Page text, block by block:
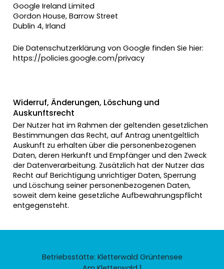
Google Ireland Limited
Gordon House, Barrow Street
Dublin 4, Irland
Die Datenschutzerklärung von Google finden Sie hier:
https://policies.google.com/privacy
Widerruf, Änderungen, Löschung und
Auskunftsrecht
Der Nutzer hat im Rahmen der geltenden gesetzlichen
Bestimmungen das Recht, auf Antrag unentgeltlich
Auskunft zu erhalten über die personenbezogenen
Daten, deren Herkunft und Empfänger und den Zweck
der Datenverarbeitung. Zusätzlich hat der Nutzer das
Recht auf Berichtigung unrichtiger Daten, Sperrung
und Löschung seiner personenbezogenen Daten,
soweit dem keine gesetzliche Aufbewahrungspflicht
entgegensteht.
Betriebsstätte: Kletterwald Grüntensee